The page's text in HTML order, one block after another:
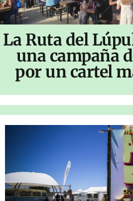
La Ruta del
una campaña
por un cartel